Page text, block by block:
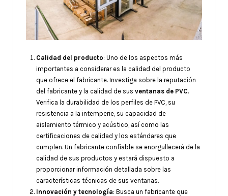
Calidad del producto: Uno de los aspectos más
importantes a considerar es la calidad del producto
que ofrece el fabricante. Investiga sobre la reputación
del fabricante y la calidad de sus ventanas de PVC.
Verifica la durabilidad de los perfiles de PVC, su
resistencia a la intemperie, su capacidad de
aislamiento térmico y acústico, así como las
certificaciones de calidad y los estándares que
cumplen. Un fabricante confiable se enorgullecerá de la
calidad de sus productos y estará dispuesto a
proporcionar información detallada sobre las
características técnicas de sus ventanas.
Innovación y tecnología: Busca un fabricante que